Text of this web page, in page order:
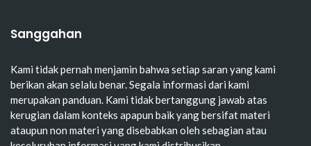
Sanggahan
Kami tidak pernah menjamin bahwa setiap saran yang kami
berikan akan selalu benar. Segala informasi dari kami
merupakan panduan. Kami tidak bertanggung jawab atas
kerugian dalam konteks apapun baik yang bersifat materi
ataupun non materi yang disebabkan oleh sebagian atau